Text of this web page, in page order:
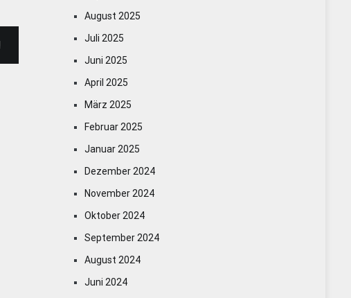
August 2025
Juli 2025
Juni 2025
April 2025
März 2025
Februar 2025
Januar 2025
Dezember 2024
November 2024
Oktober 2024
September 2024
August 2024
Juni 2024